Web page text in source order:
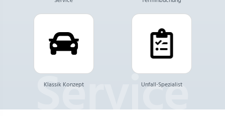
Klassik Konzept Unfall-Spezialist